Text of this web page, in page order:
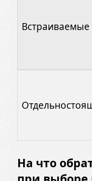
Встраиваемые
На что